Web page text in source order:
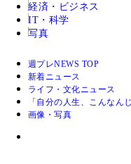
経済・ビジネス
IT・科学
写真
週プレNEWS TOP
新着ニュース
ライフ・文化ニュース
「自分の人生、こんな
画像・写真